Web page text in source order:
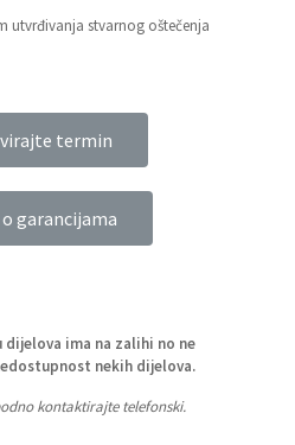
utvrđivanja stvarnog oštečenja
termin
garancijama
dijelova ima na zalihi no ne
nekih dijelova.
kontaktirajte telefonski.